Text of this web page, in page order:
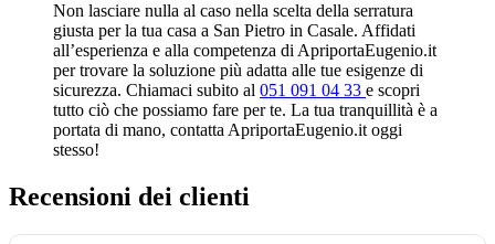
Non lasciare nulla al caso nella scelta della serratura
giusta per la tua casa a San Pietro in Casale. Affidati
all’esperienza e alla competenza di ApriportaEugenio.it
per trovare la soluzione più adatta alle tue esigenze di
sicurezza. Chiamaci subito al 051 091 04 33 e scopri
tutto ciò che possiamo fare per te. La tua tranquillità è a
portata di mano, contatta ApriportaEugenio.it oggi
stesso!
Recensioni dei clienti